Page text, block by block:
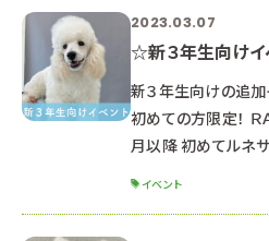
加お待ちしていま
（土）４月２２日（
2023.03.07
☆新３年生向け
新３年生向けの追
初めての方限定！ Ｒ
月以降 初めてルネ
イベント